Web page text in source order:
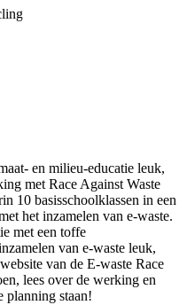
en milieu-educatie leuk,
met Race Against Waste
10 basisschoolklassen in een
het inzamelen van e-waste.
met een toffe
van e-waste leuk,
van de E-waste Race
lees over de werking en
planning staan!